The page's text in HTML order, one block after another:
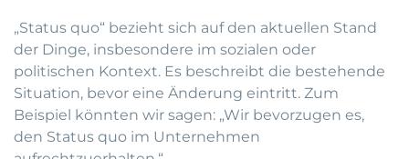
„Status quo“ bezieht sich auf den aktuellen Stand
der Dinge, insbesondere im sozialen oder
politischen Kontext. Es beschreibt die bestehende
Situation, bevor eine Änderung eintritt. Zum
Beispiel könnten wir sagen: „Wir bevorzugen es,
den Status quo im Unternehmen